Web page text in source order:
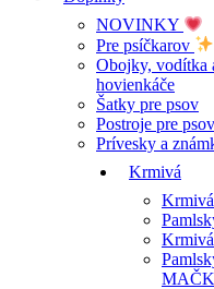
NOVINKY
Pre psíčkarov
Obojky, vodítka
hovienkáče
Šatky pre psov
Postroje pre psov
Prívesky a
Krmivá